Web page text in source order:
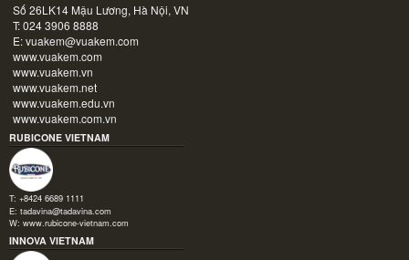
Số 26LK14 Mậu Lương, Hà Nội, VN
T: 024 3906 8888
E:vuakem@vuakem.com
www.vuakem.com
www.vuakem.vn
www.vuakem.net
www.vuakem.edu.vn
www.vuakem.com.vn
RUBICONE VIETNAM
T: +8424 6689 1111
E: tadavina@tadavina.com
W: www.rubicone-vietnam.com
INNOVA VIETNAM